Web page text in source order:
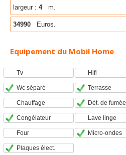
largeur : 4 m.
34990 Euros.
Equipement du Mobil Home
Tv Hifi
Wc séparé Terrasse
Chauffage Dét. de fumée
Congélateur Lave linge
Four Micro-ondes
Plaques élect.